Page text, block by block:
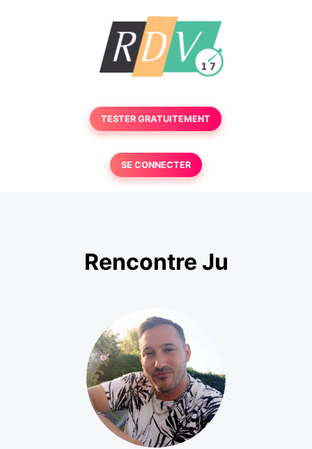
TESTER GRATUITEMENT
SE CONNECTER
Rencontre Ju